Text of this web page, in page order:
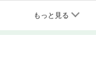
もっと見る